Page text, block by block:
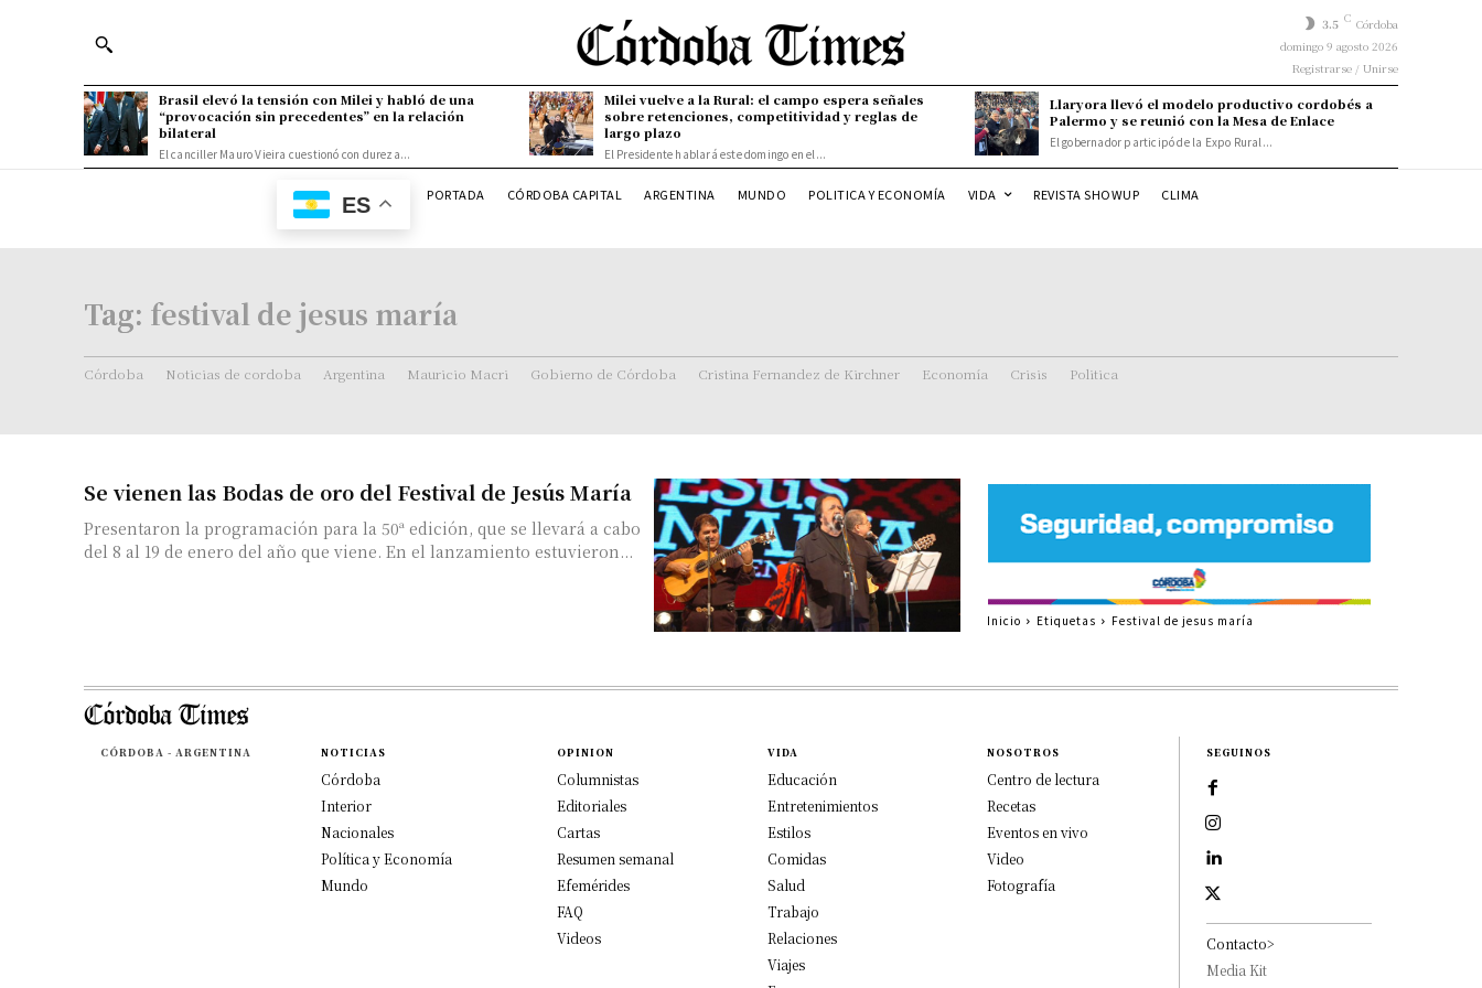
3.5 C Córdoba
domingo 9 agosto 2026
Registrarse / Unirse
Brasil elevó la tensión con Milei y habló de una
“provocación sin precedentes” en la relación
bilateral
El canciller Mauro Vieira cuestionó con dureza...
Milei vuelve a la Rural: el campo espera señales
sobre retenciones, competitividad y reglas de
largo plazo
El Presidente hablará este domingo en el...
Llaryora llevó el modelo productivo cordobés a
Palermo y se reunió con la Mesa de Enlace
El gobernador participó de la Expo Rural...
ES PORTADA CÓRDOBA CAPITAL ARGENTINA MUNDO POLITICA Y ECONOMÍA VIDA REVISTA SHOWUP CLIMA
Tag: festival de jesus maría
Córdoba Noticias de cordoba Argentina Mauricio Macri Gobierno de Córdoba Cristina Fernandez de Kirchner Economía Crisis Politica
Se vienen las Bodas de oro del Festival de Jesús María
Presentaron la programación para la 50ª edición, que se llevará a cabo
del 8 al 19 de enero del año que viene. En el lanzamiento estuvieron...
Inicio Etiquetas Festival de jesus maría
CÓRDOBA - ARGENTINA NOTICIAS
Córdoba
Interior
Nacionales
Política y Economía
Mundo
OPINION
Columnistas
Editoriales
Cartas
Resumen semanal
Efemérides
FAQ
Videos
VIDA
Educación
Entretenimientos
Estilos
Comidas
Salud
Trabajo
Relaciones
Viajes
NOSOTROS
Centro de lectura
Recetas
Eventos en vivo
Video
Fotografía
SEGUINOS
Contacto>
Media Kit